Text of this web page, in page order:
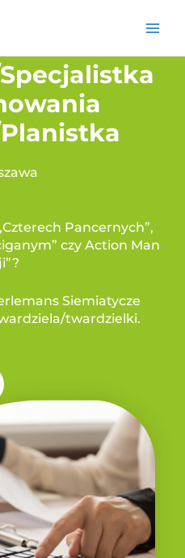
Pancernych”,
czy Action Man
Siemiatycze
twardzielki.